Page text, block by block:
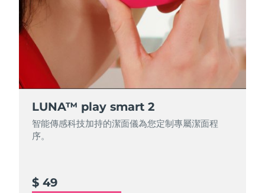
LUNA™ play smart 2
智能傳感科技加持的潔面儀為您定制專屬潔面程
序。
$ 49